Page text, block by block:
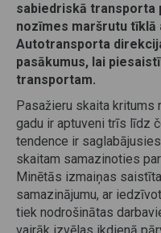
sabiedriskā transporta
nozīmes maršrutu tīklā
Autotransporta
pasākumus, lai
transportam.
Pasažieru skaita kritums
gadu ir aptuveni trīs līdz
tendence ir
skaitam samazinoties
Minētās izmaiņas
samazinājumu, ar
tiek nodrošinātas